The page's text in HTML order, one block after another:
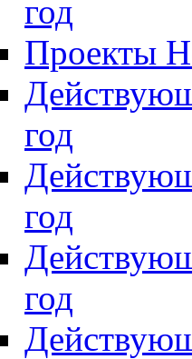
год
Проекты
год
год
год